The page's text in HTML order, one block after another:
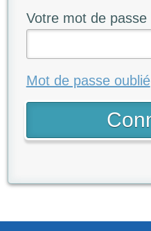
Votre mot de passe
Mot de passe oublié